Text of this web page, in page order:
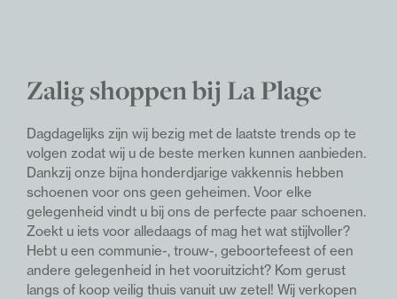
Zalig shoppen bij La Plage
Dagdagelijks zijn wij bezig met de laatste trends op te
volgen zodat wij u de beste merken kunnen aanbieden.
Dankzij onze bijna honderdjarige vakkennis hebben
schoenen voor ons geen geheimen. Voor elke
gelegenheid vindt u bij ons de perfecte paar schoenen.
Zoekt u iets voor alledaags of mag het wat stijlvoller?
Hebt u een communie-, trouw-, geboortefeest of een
andere gelegenheid in het vooruitzicht? Kom gerust
langs of koop veilig thuis vanuit uw zetel! Wij verkopen